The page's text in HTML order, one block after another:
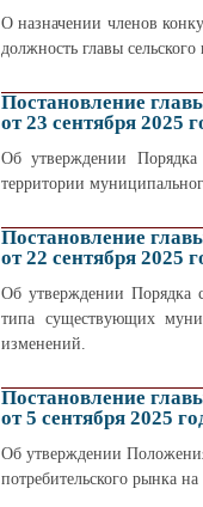
О назначении членов
должность главы
Постановление
от 23 сентября 2025
Об утверждении
территории
Постановление
от 22 сентября 2025
Об утверждении Порядка
типа существующих
изменений.
Постановление
от 5 сентября 2025
Об утверждении
потребительского рынка